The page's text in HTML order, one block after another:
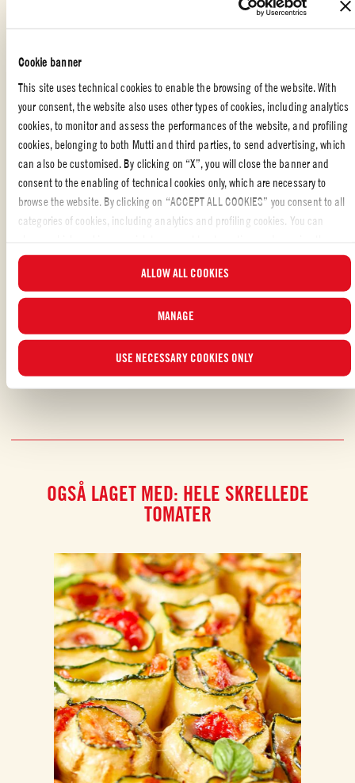
Cookie banner
This site uses technical cookies to enable the browsing of the website. With
your consent, the website also uses other types of cookies, including analytics
cookies, to monitor and assess the performances of the website, and profiling
cookies, belonging to both Mutti and third parties, to send advertising, which
can also be customised. By clicking on “X”, you will close the banner and
consent to the enabling of technical cookies only, which are necessary to
browse the website. By clicking on “ACCEPT ALL COOKIES” you consent to all
categories of cookies, including analytics and profiling cookies. You can
updated list of cookies by clicking on “MANAGE”. For more information, please
ALLOW ALL COOKIES
MANAGE
USE NECESSARY COOKIES ONLY
Bland alt og tilsett de skrelte tomatene, oliven og løk, og tilsett
frisk basilikum
Server med salt ricotta
Hvis du ønsker mer smak kan du tilsette 2 spiseskjeer avrente
kapers til de marinerte skrelte tomatene
ITALIENSK MAT,HOVEDRETTER
Likte du oppskriften?
VURDER OG DEL MED VENNENE DINE
OGSÅ LAGET MED: HELE SKRELLEDE
TOMATER